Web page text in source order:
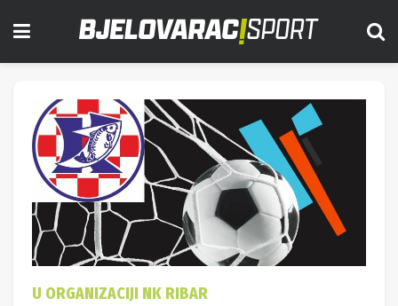
U ORGANIZACIJI NK RIBAR